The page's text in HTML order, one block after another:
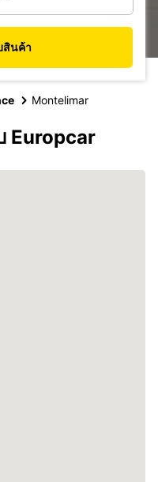
สินค้า
Montelimar
Europcar